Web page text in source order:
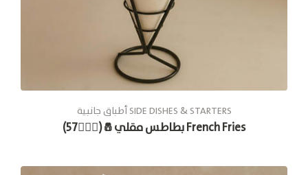
أطباق جانبية SIDE DISHES & STARTERS
بطاطس مقلي🧂(🚶🏽‍♂️57) French Fries